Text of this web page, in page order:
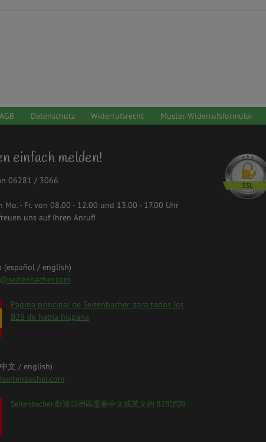
AGB Datenschutz Widerrufsrecht Muster Widerrufsformular
einfach melden!
06281 / 3066
- Fr. von 08.00 - 12.00 und 13.00 - 17.00 Uhr
uns auf Ihren Anruf!
(español / english)
Pagina principal de Seitenbacher para todos los
B2B de habla hispana
⽂ / english)
Seitenbacher 歡迎亞洲區需要中⽂或英⽂的 B2B諮詢